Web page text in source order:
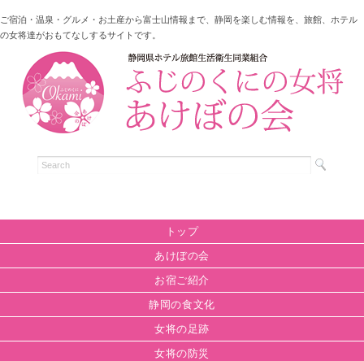
ご宿泊・温泉・グルメ・お土産から富士山情報まで、静岡を楽しむ情報を、旅館、ホテル
の女将達がおもてなしするサイトです。
トップ
あけぼの会
お宿ご紹介
静岡の食文化
女将の足跡
女将の防災